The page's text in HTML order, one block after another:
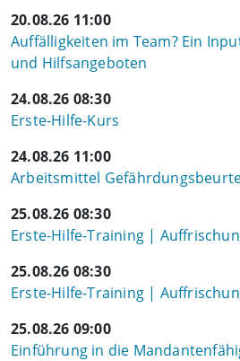
20.08.26 11:00
Auffälligkeiten im Team? Ein
und Hilfsangeboten
24.08.26 08:30
Erste-Hilfe-Kurs
24.08.26 11:00
Arbeitsmittel
25.08.26 08:30
Erste-Hilfe-Training |
25.08.26 08:30
Erste-Hilfe-Training |
25.08.26 09:00
Einführung in die